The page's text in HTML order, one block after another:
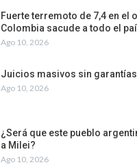
Fuerte terremoto de 7,4 en el
Colombia sacude a todo el
Ago 10, 2026
Juicios masivos sin garantías
Ago 10, 2026
¿Será que este pueblo
a Milei?
Ago 10, 2026